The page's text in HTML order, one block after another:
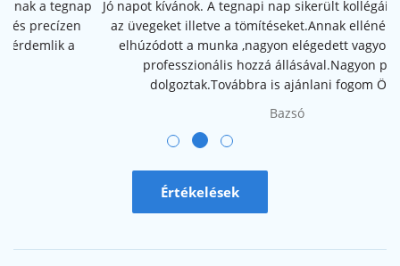
Jó napot kívánok. A tegnapi nap sikerült kollégáinak beépíteni
az üvegeket illetve a tömítéseket.Annak ellénére hogy kissé
elhúzódott a munka ,nagyon elégedett vagyok a kollégák
professzionális hozzá állásával.Nagyon precízen
dolgoztak.Továbbra is ajánlani fogom Önöket.
Értékelések